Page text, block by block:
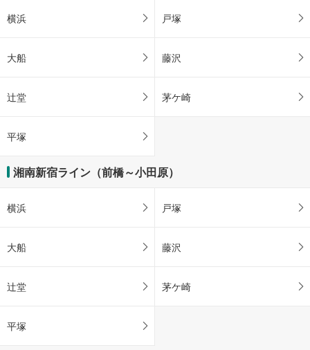
横浜 戸塚
大船 藤沢
辻堂 茅ケ崎
平塚
湘南新宿ライン（前橋～小田原）
横浜 戸塚
大船 藤沢
辻堂 茅ケ崎
平塚